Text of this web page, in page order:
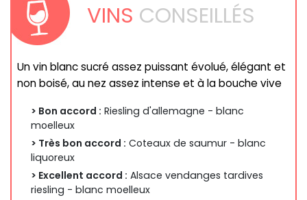
VINS CONSEILLÉS
Un vin blanc sucré assez puissant évolué, élégant et
non boisé, au nez assez intense et à la bouche vive
> Bon accord : Riesling d'allemagne - blanc
moelleux
> Très bon accord : Coteaux de saumur - blanc
liquoreux
> Excellent accord : Alsace vendanges tardives
riesling - blanc moelleux